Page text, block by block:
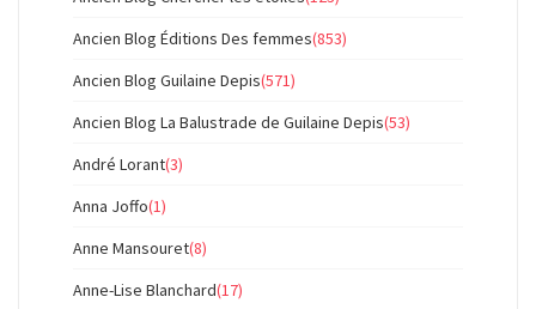
Ancien Blog Éditions Des femmes(853)
Ancien Blog Guilaine Depis(571)
Ancien Blog La Balustrade de Guilaine Depis(53)
André Lorant(3)
Anna Joffo(1)
Anne Mansouret(8)
Anne-Lise Blanchard(17)